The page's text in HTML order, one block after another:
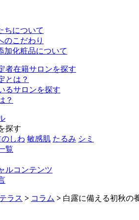
ちについて
のこだわり
加化粧品について
者在籍サロンを探す
とは？
るサロンを探す
？
探す
しわ 敏感肌 たるみ シミ
覧
ルコンテンツ
ラス > コラム > 白露に備える初秋の